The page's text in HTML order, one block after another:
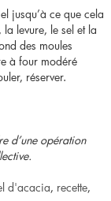
jusqu’à ce que cela
levure, le sel et la
des moules
à four modéré
réserver.
d’une opération
d'acacia, recette,